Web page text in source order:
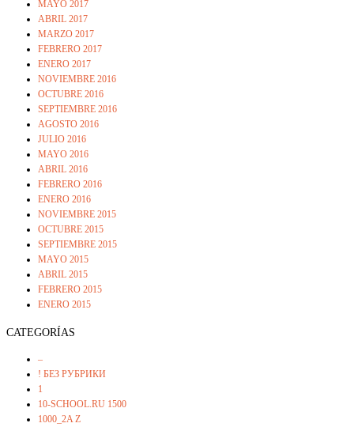
MAYO 2017
ABRIL 2017
MARZO 2017
FEBRERO 2017
ENERO 2017
NOVIEMBRE 2016
OCTUBRE 2016
SEPTIEMBRE 2016
AGOSTO 2016
JULIO 2016
MAYO 2016
ABRIL 2016
FEBRERO 2016
ENERO 2016
NOVIEMBRE 2015
OCTUBRE 2015
SEPTIEMBRE 2015
MAYO 2015
ABRIL 2015
FEBRERO 2015
ENERO 2015
CATEGORÍAS
–
! БЕЗ РУБРИКИ
1
10-SCHOOL.RU 1500
1000_2A Z